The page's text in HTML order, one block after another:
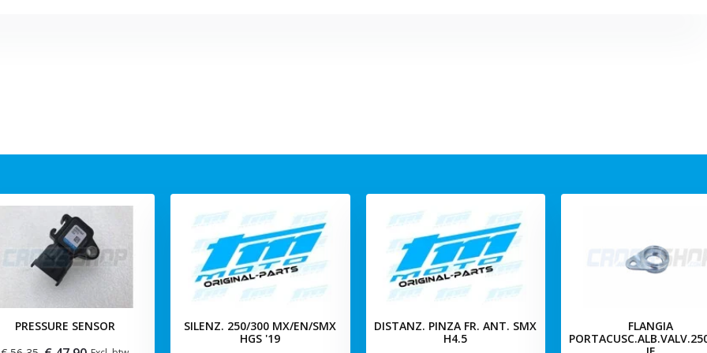
PRESSURE SENSOR
SILENZ. 250/300 MX/EN/SMX
HGS '19
DISTANZ. PINZA FR. ANT. SMX
H4.5
FLANGIA